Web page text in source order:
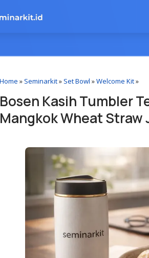
Home » Seminarkit» Set Bowl »Welcome Kit»
Bosen Kasih Tumbler
Mangkok Wheat Straw